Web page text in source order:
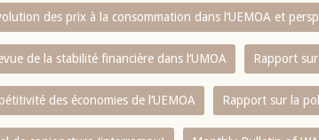
des prix à la consommation dans l‘UEMOA et
de la stabilité financière dans l‘UMOA Rapport
des économies de l‘UEMOA Rapport sur la